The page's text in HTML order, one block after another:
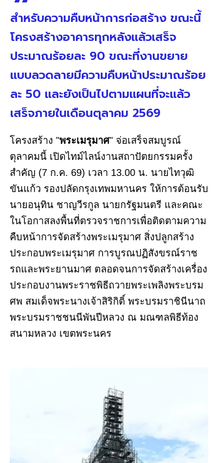
สำหรับความคืบหน้าการก่อสร้าง ขณะนี้
โครงสร้างอาคารทุกหลังแล้วเสร็จ
ประมาณร้อยละ 90 ขณะที่งานขยาย
แบบลวดลายมีความคืบหน้าประมาณร้อย
ละ 50 และยังเป็นไปตามแผนที่จะแล้ว
เสร็จภายในเดือนตุลาคม 2569
โครงสร้าง "พระเมรุมาศ" จ่อเสร็จสมบูรณ์
ตุลาคมนี้ เปิดไทม์ไลน์งานสถาปัตยกรรมครั้ง
สำคัญ (7 ก.ค. 69) เวลา 13.00 น. นายไทวุฒิ
ขันแก้ว รองปลัดกรุงเทพมหานคร ให้การต้อนรับ
นายอนุทิน ชาญวีรกูล นายกรัฐมนตรี และคณะ
ในโอกาสลงพื้นที่ตรวจราชการเพื่อติดตามความ
คืบหน้าการจัดสร้างพระเมรุมาศ สิ่งปลูกสร้าง
ประกอบพระเมรุมาศ การบูรณปฏิสังขรณ์ราช
รถและพระยานมาศ ตลอดจนการจัดสร้างเครื่อง
ประกอบงานพระราชพิธีถวายพระเพลิงพระบรม
ศพ สมเด็จพระนางเจ้าสิริกิติ์ พระบรมราชินีนาถ
พระบรมราชชนนีพันปีหลวง ณ มณฑลพิธีท้อง
สนามหลวง เขตพระนคร